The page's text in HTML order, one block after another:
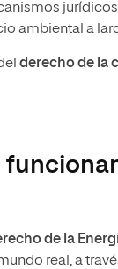
ambiental a
derecho de la
de la
real, a